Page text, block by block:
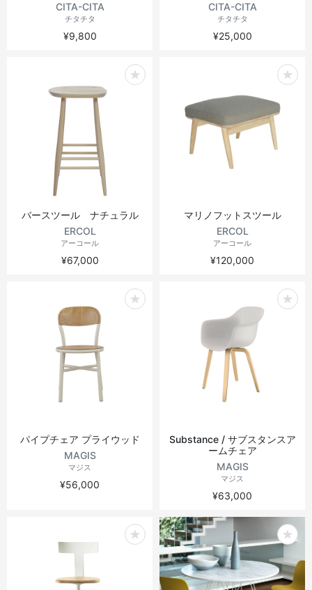
CITA-CITA
チタチタ
¥9,800
CITA-CITA
チタチタ
¥25,000
バースツール ナチュラル
ERCOL
アーコール
¥67,000
マリノフットスツール
ERCOL
アーコール
¥120,000
パイプチェア プライウッド
MAGIS
マジス
¥56,000
Substance / サブスタンスア
ームチェア
MAGIS
マジス
¥63,000